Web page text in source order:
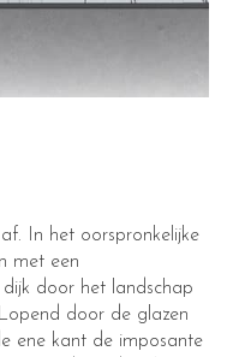
In het oorspronkelijke
met een
door het landschap
door de glazen
ene kant de imposante